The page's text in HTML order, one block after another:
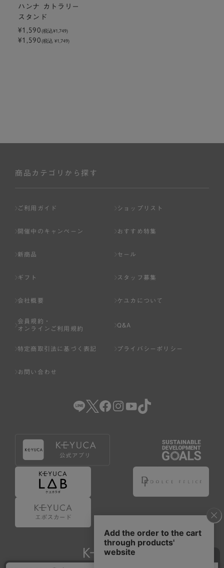
ハンナ カトラリー
スタンド
¥1,590(税込¥1,749)
¥1,590(税込 ¥1,749)
商品カテゴリから探す
ご利用ガイド ショップリスト
開催中のキャンペーン おすすめ特集
新商品 セール
ギフト スタッフ募集
会社概要 ケユカについて
会員規約・
オンラインご利用規約
Q&A
特定商取引法に基づく表記 プライバシーポリシー
お問い合わせ